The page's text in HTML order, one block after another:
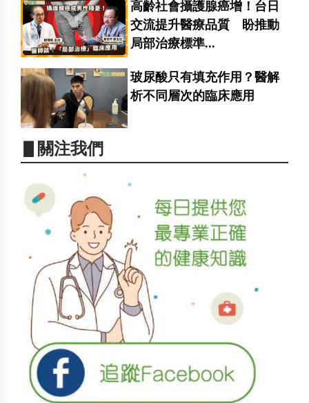
高齡社會攝護腺癌增！台日
交流提升醫療品質 盼推動
局部治療標準...
玻尿酸只有填充作用？醫解
析不同層次的臨床應用
▋關注我們